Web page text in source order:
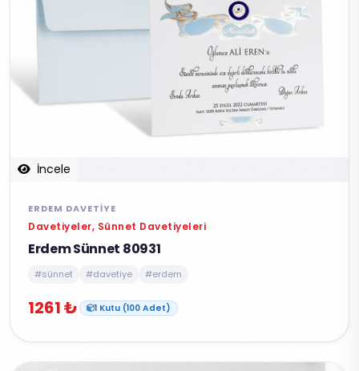
İncele
ERDEM DAVETIYE
Davetiyeler, Sünnet Davetiyeleri
Erdem Sünnet 80931
#sünnet #davetiye #erdem
1261 ₺ 1 Kutu (100 Adet)